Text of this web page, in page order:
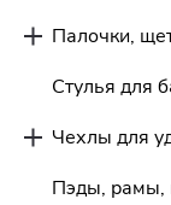
Палочки,
Стулья для
Чехлы для
Пэды, рамы,